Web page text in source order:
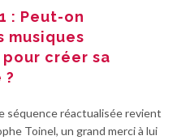
: Peut-on
musiques
créer sa
?
séquence réactualisée revient
Toinel, un grand merci à lui